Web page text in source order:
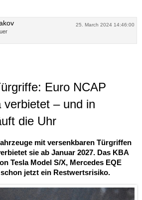
25. March 2024 14:46:00
Euro NCAP
verbietet – und in
die Uhr
mit versenkbaren Türgriffen
sie ab Januar 2027. Das KBA
Tesla Model S/X, Mercedes EQE
jetzt ein Restwertsrisiko.